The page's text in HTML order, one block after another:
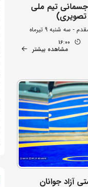
تیم ملی
تصویری)
سه شنبه 9 تیرماه
16:00
مشاهده بیشتر
آزاد جوانان